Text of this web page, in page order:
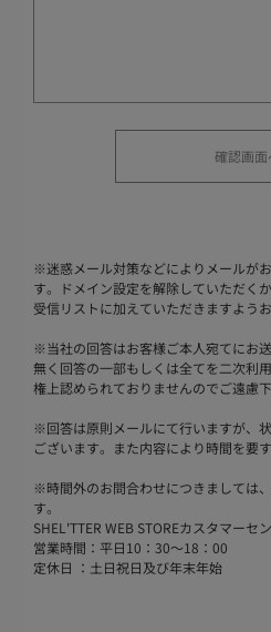
※迷惑メール対策などによりメールが
す。ドメイン設定を解除していただく
受信リストに加えていただきますよう
※当社の回答はお客様ご本人宛てにお
無く回答の一部もしくは全てを二次利
権上認められておりませんのでご遠慮下
※回答は原則メールにて行いますが、
ございます。また内容により時間を要
※時間外のお問合わせにつきましては
す。
SHEL'TTER WEB STOREカスタマーセ
営業時間：平日10：30～18：00
定休日 ：土日祝日及び年末年始